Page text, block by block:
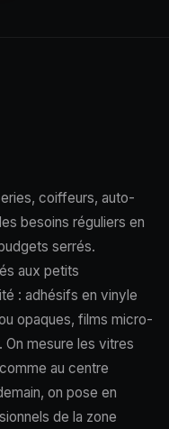
coiffeurs, auto-
besoins réguliers en
serrés.
aux petits
: adhésifs en vinyle
opaques, films micro-
mesure les vitres
au centre
on pose en
de la zone